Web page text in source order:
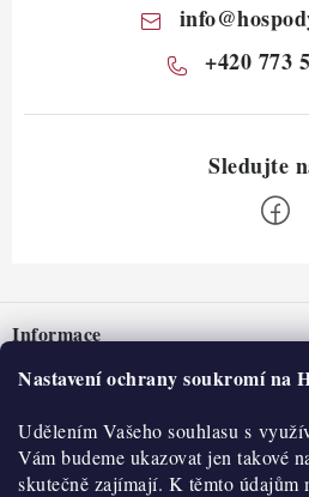
Nastavení ochrany soukromí na
Udělením Vašeho souhlasu s
Vám budeme ukazovat jen takové
skutečně zajímají. K těmto údajům
info@
+420 773
pInformace
Nepřevzetí zásilky na dobírku
Obchodní podmínky
Hodnocení obchodu
O nás
Historie
O nákupu